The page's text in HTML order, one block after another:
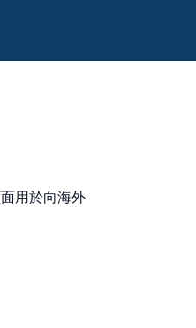
用於向海外